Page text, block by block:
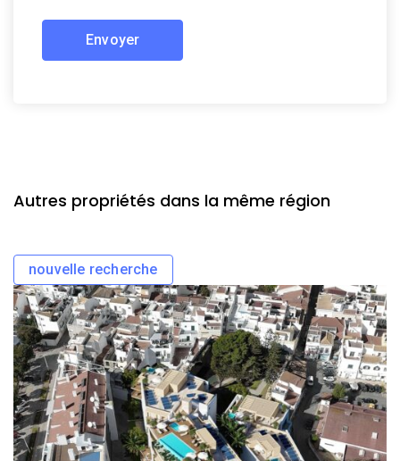
Autres propriétés dans la même région
nouvelle recherche